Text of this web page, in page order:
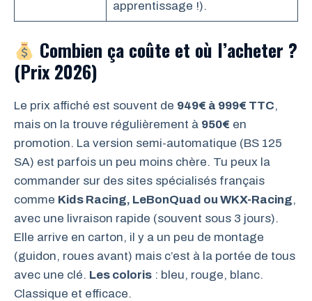
apprentissage !).
Combien ça coûte et où l’acheter ?
(Prix 2026)
Le prix affiché est souvent de 949€ à 999€ TTC,
mais on la trouve régulièrement à 950€ en
promotion. La version semi-automatique (BS 125
SA) est parfois un peu moins chère. Tu peux la
commander sur des sites spécialisés français
comme Kids Racing, LeBonQuad ou WKX-Racing,
avec une livraison rapide (souvent sous 3 jours).
Elle arrive en carton, il y a un peu de montage
(guidon, roues avant) mais c’est à la portée de tous
avec une clé. Les coloris : bleu, rouge, blanc.
Classique et efficace.